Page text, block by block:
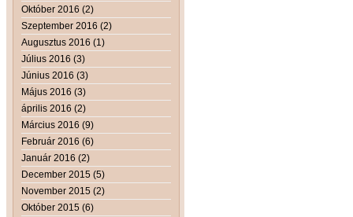
Október 2016 (2)
Szeptember 2016 (2)
Augusztus 2016 (1)
Július 2016 (3)
Június 2016 (3)
Május 2016 (3)
április 2016 (2)
Március 2016 (9)
Február 2016 (6)
Január 2016 (2)
December 2015 (5)
November 2015 (2)
Október 2015 (6)